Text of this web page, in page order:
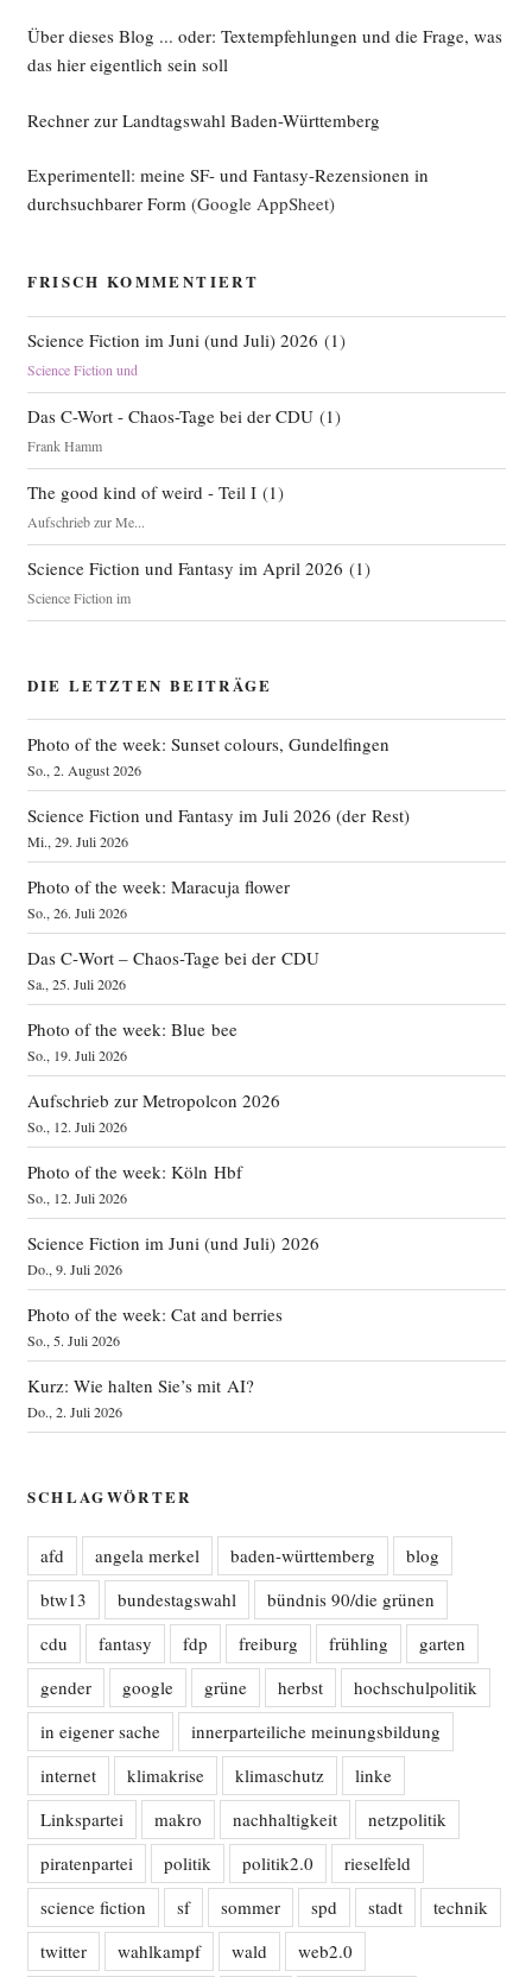
siert)“
Über dieses Blog ... oder: Textempfehlungen und die Frage, was
das hier eigentlich sein soll
Rechner zur Landtagswahl Baden-Württemberg
Experimentell: meine SF- und Fantasy-Rezensionen in
durchsuchbarer Form(Google AppSheet)
FRISCH KOMMENTIERT
Science Fiction im Juni (und Juli) 2026 (1)
Science Fiction und
Das C-Wort - Chaos-Tage bei der CDU(1)
Frank Hamm
The good kind of weird - Teil I(1)
Aufschrieb zur Me...
Science Fiction und Fantasy im April 2026 (1)
Science Fiction im
DIE LETZTEN BEITRÄGE
Photo of the week: Sunset colours, Gundelfingen
So., 2. August 2026
Science Fiction und Fantasy im Juli 2026 (der Rest)
Mi., 29. Juli 2026
Photo of the week: Maracuja flower
So., 26. Juli 2026
Das C‑Wort – Chaos-Tage bei der CDU
Sa., 25. Juli 2026
Photo of the week: Blue bee
So., 19. Juli 2026
Aufschrieb zur Metropolcon 2026
So., 12. Juli 2026
Photo of the week: Köln Hbf
So., 12. Juli 2026
Science Fiction im Juni (und Juli) 2026
Do., 9. Juli 2026
Photo of the week: Cat and berries
So., 5. Juli 2026
Kurz: Wie halten Sie’s mit AI?
Do., 2. Juli 2026
SCHLAGWÖRTER
afd angela merkel baden-württemberg
blog
btw13
bundestagswahl
bündnis 90/die grünen
cdu
fantasy fdp freiburg frühling
garten
gender
google grüne herbst
hochschulpolitik
in eigener sache
innerparteiliche meinungsbildung
internet
klimakrise klimaschutz
linke
Linkspartei
makro nachhaltigkeit
netzpolitik
piratenpartei
politik politik2.0
rieselfeld
science fiction
sf sommer spd stadt
technik
twitter
wahlkampf wald web2.0